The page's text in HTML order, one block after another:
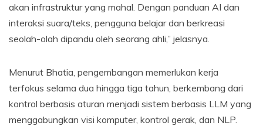
akan infrastruktur yang mahal. Dengan panduan AI dan
interaksi suara/teks, pengguna belajar dan berkreasi
seolah-olah dipandu oleh seorang ahli,” jelasnya.
Menurut Bhatia, pengembangan memerlukan kerja
terfokus selama dua hingga tiga tahun, berkembang dari
kontrol berbasis aturan menjadi sistem berbasis LLM yang
menggabungkan visi komputer, kontrol gerak, dan NLP.